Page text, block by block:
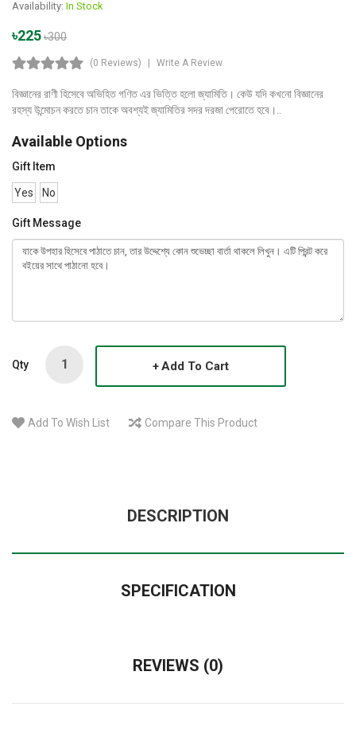
Availability: In Stock
৳225৳300
(0 Reviews) Write A Review
বিজ্ঞানের রাণী হিসেবে অভিহিত গণিত এর ভিত্তি হলো জ্যামিতি। কেউ যদি কখনো বিজ্ঞানের
রহস্য উন্মোচন করতে চান তাকে অবশ্যই জ্যামিতির সদর দরজা পেরোতে হবে।..
Available Options
Gift Item
Yes No
Gift Message
Qty Add To Cart
Add To Wish List Compare This Product
DESCRIPTION
SPECIFICATION
REVIEWS (0)